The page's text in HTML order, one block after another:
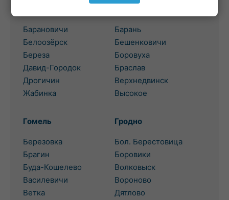
Барановичи
Белоозёрск
Береза
Давид-Городок
Дрогичин
Жабинка
Барань
Бешенковичи
Боровуха
Браслав
Верхнедвинск
Высокое
Гомель
Березовка
Брагин
Буда-Кошелево
Василевичи
Ветка
Гродно
Бол. Берестовица
Боровики
Волковыск
Вороново
Дятлово